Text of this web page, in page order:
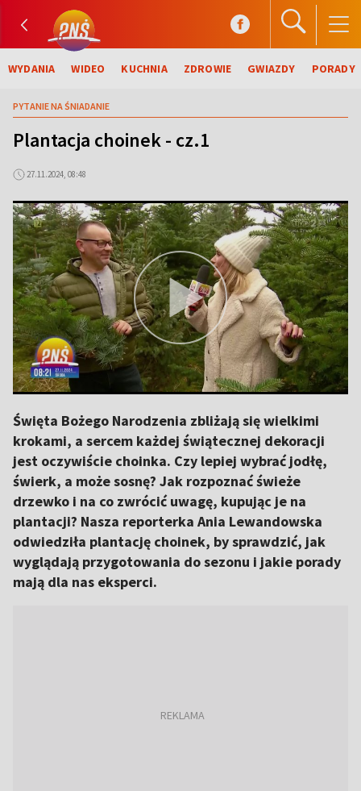
WYDANIA WIDEO KUCHNIA ZDROWIE GWIAZDY PORADY
PYTANIE NA ŚNIADANIE
Plantacja choinek - cz.1
27.11.2024, 08:48
Święta Bożego Narodzenia zbliżają się wielkimi
krokami, a sercem każdej świątecznej dekoracji
jest oczywiście choinka. Czy lepiej wybrać jodłę,
świerk, a może sosnę? Jak rozpoznać świeże
drzewko i na co zwrócić uwagę, kupując je na
plantacji? Nasza reporterka Ania Lewandowska
odwiedziła plantację choinek, by sprawdzić, jak
wyglądają przygotowania do sezonu i jakie porady
mają dla nas eksperci.